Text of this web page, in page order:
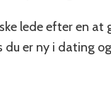
lede efter en at
er ny i dating